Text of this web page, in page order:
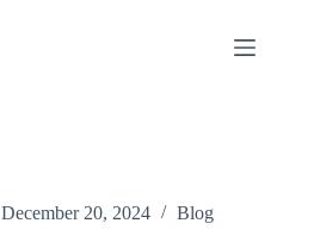
December 20, 2024 Blog